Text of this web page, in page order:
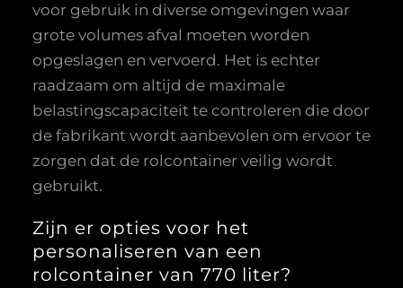
voor gebruik in diverse omgevingen waar
grote volumes afval moeten worden
opgeslagen en vervoerd. Het is echter
raadzaam om altijd de maximale
belastingscapaciteit te controleren die door
de fabrikant wordt aanbevolen om ervoor te
zorgen dat de rolcontainer veilig wordt
gebruikt.
Zijn er opties voor het
personaliseren van een
rolcontainer van 770 liter?